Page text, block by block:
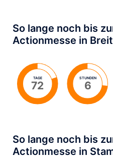
So lange noch bis
Actionmesse in
TAGE
72
STUNDEN
6
So lange noch bis
Actionmesse in